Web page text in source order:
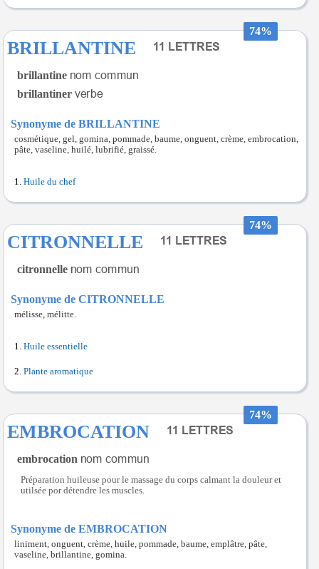
74%
BRILLANTINE
brillantine
brillantiner
Synonyme de BRILLANTINE
cosmétique, gel, gomina, pommade, baume, onguent, crème, embrocation,
pâte, vaseline, huilé, lubrifié, graissé.
Huile du chef
74%
CITRONNELLE
citronnelle
Synonyme de CITRONNELLE
mélisse, mélitte.
Huile essentielle
Plante aromatique
74%
EMBROCATION
embrocation
Préparation huileuse pour le massage du corps calmant la douleur et
utilsée por détendre les muscles.
Synonyme de EMBROCATION
liniment, onguent, crème, huile, pommade, baume, emplâtre, pâte,
vaseline, brillantine, gomina.